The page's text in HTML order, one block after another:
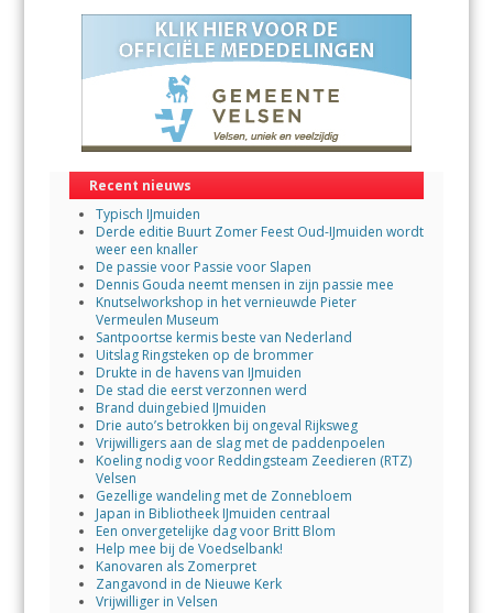
Recent nieuws
Typisch IJmuiden
Derde editie Buurt Zomer Feest Oud-IJmuiden wordt
weer een knaller
De passie voor Passie voor Slapen
Dennis Gouda neemt mensen in zijn passie mee
Knutselworkshop in het vernieuwde Pieter
Vermeulen Museum
Santpoortse kermis beste van Nederland
Uitslag Ringsteken op de brommer
Drukte in de havens van IJmuiden
De stad die eerst verzonnen werd
Brand duingebied IJmuiden
Drie auto’s betrokken bij ongeval Rijksweg
Vrijwilligers aan de slag met de paddenpoelen
Koeling nodig voor Reddingsteam Zeedieren (RTZ)
Velsen
Gezellige wandeling met de Zonnebloem
Japan in Bibliotheek IJmuiden centraal
Een onvergetelijke dag voor Britt Blom
Help mee bij de Voedselbank!
Kanovaren als Zomerpret
Zangavond in de Nieuwe Kerk
Vrijwilliger in Velsen